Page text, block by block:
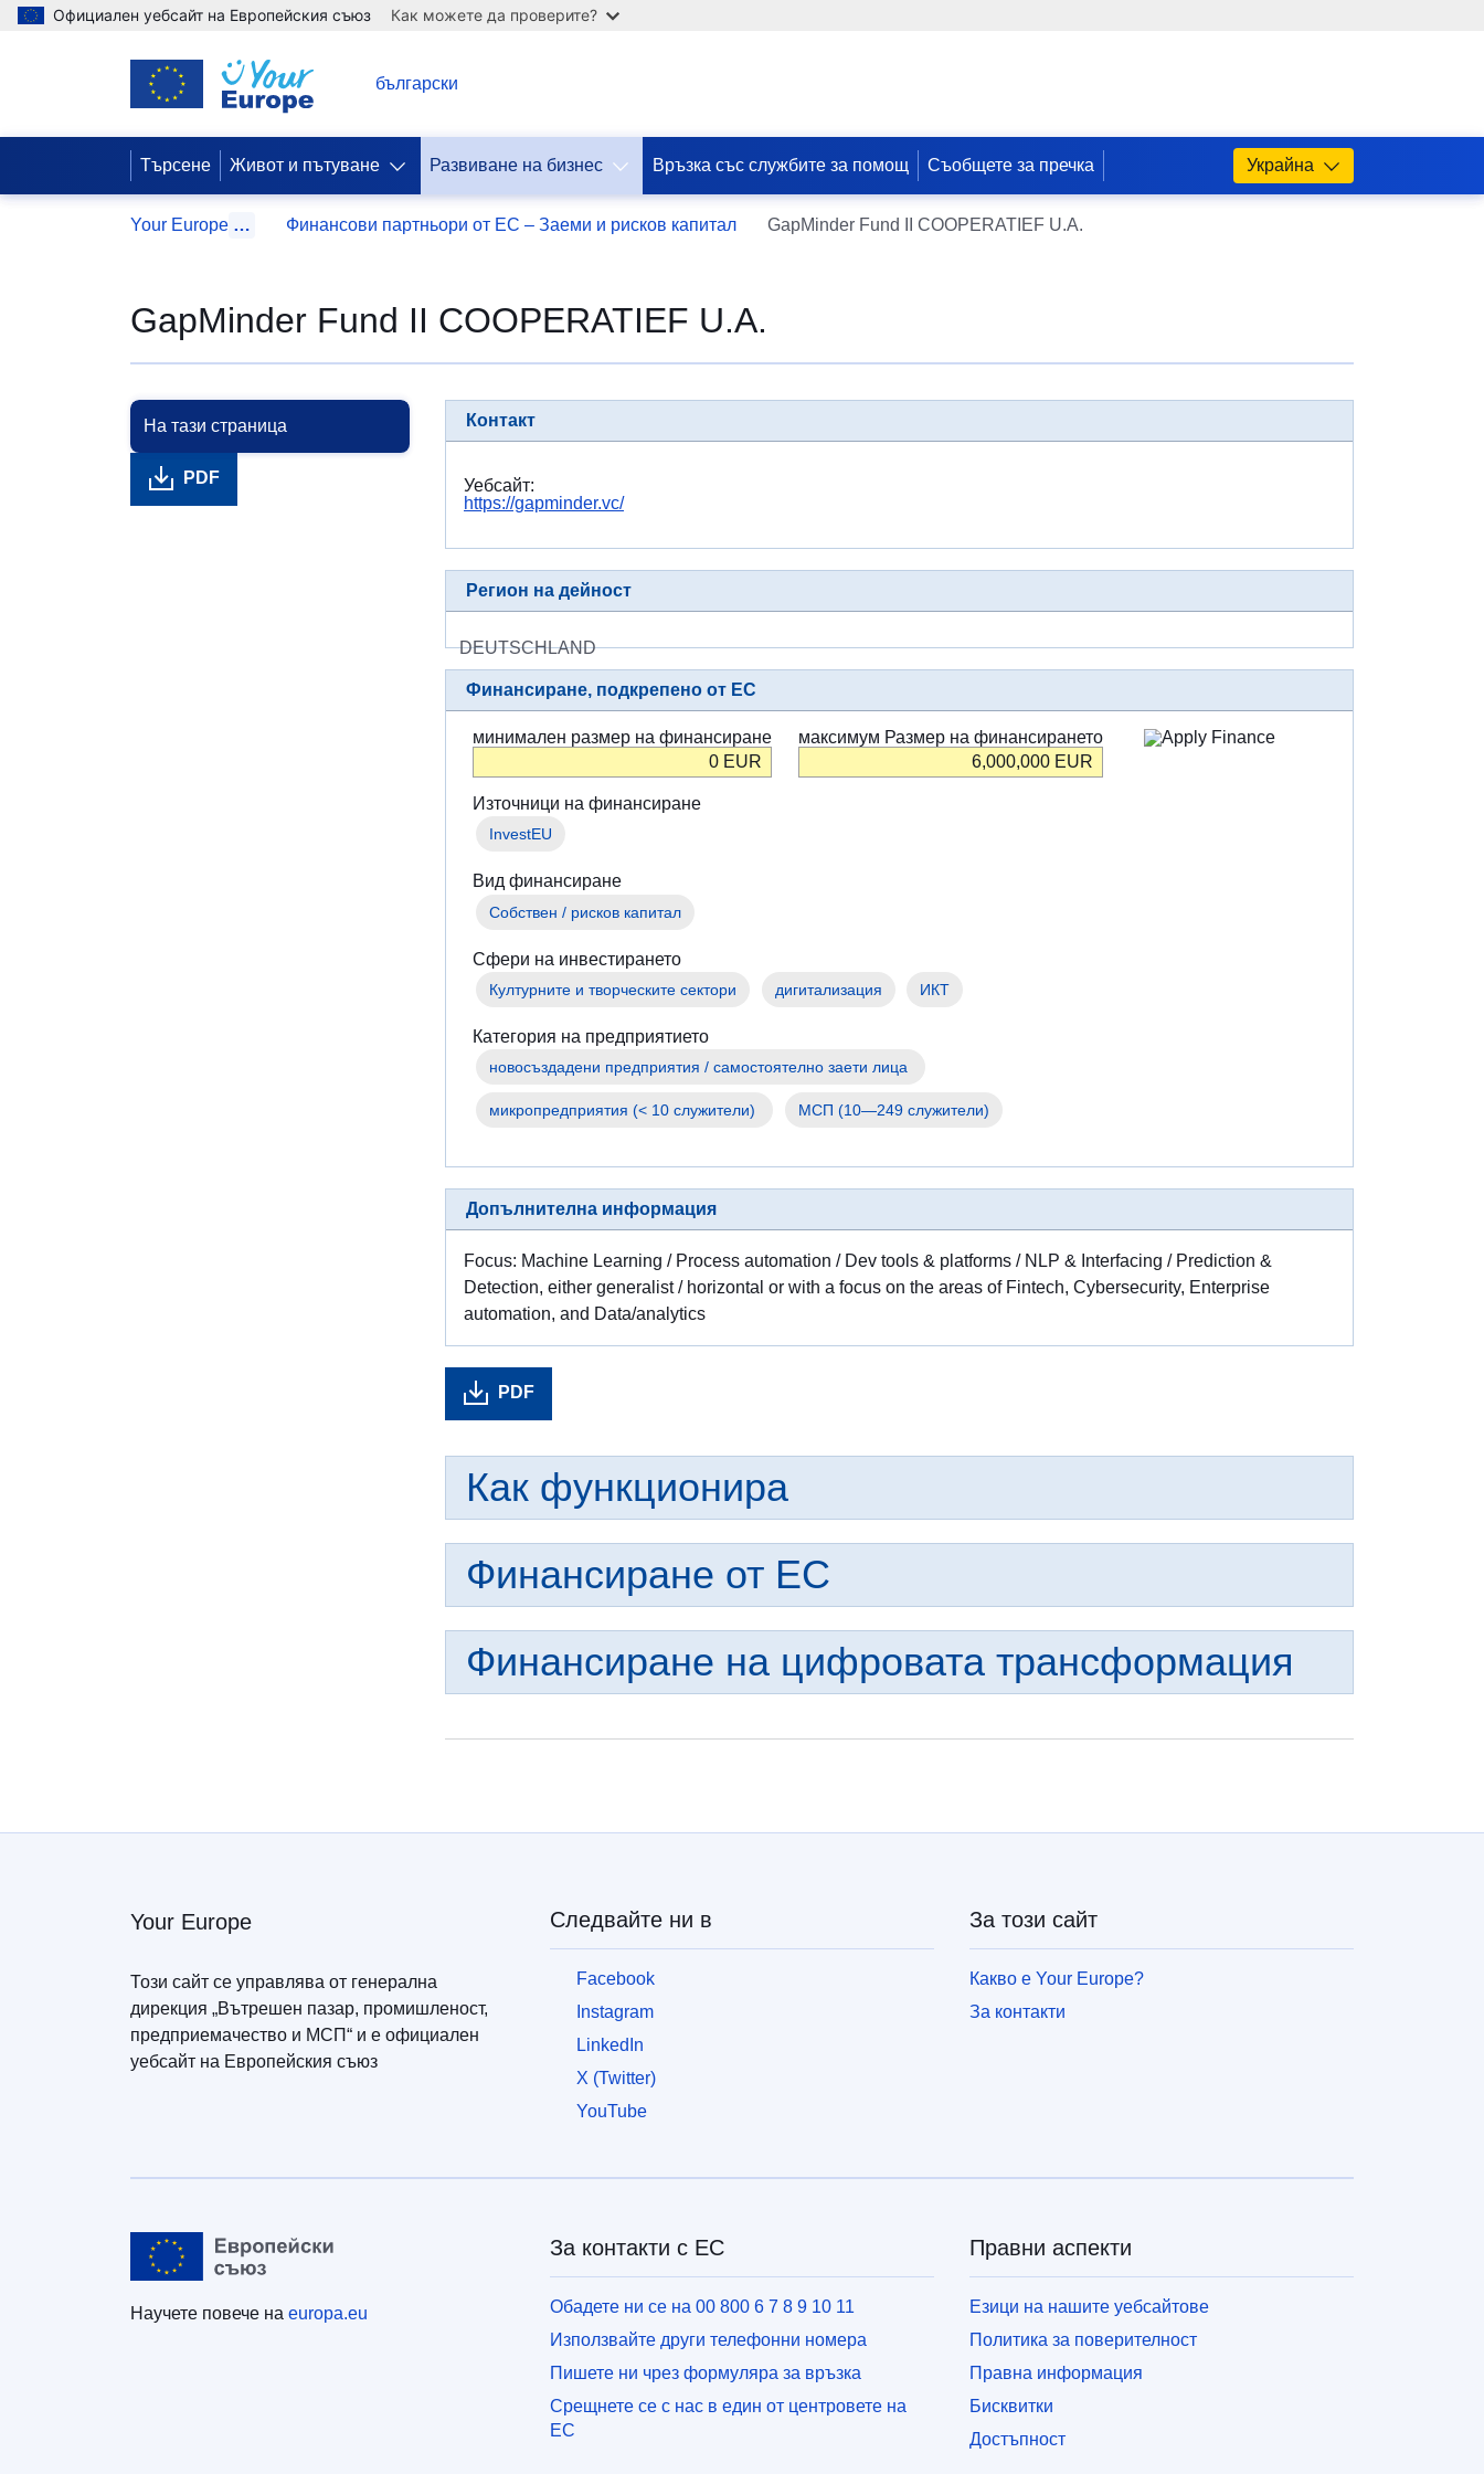
Официален уебсайт на Европейския съюз Как можете да проверите?
български
Търсене Живот и пътуване Развиване на бизнес Връзка със службите за помощ Съобщете за пречка Украйна
ЄС
України,
шукають
Україні
можете
допомогти
для
за
от
информация
Your Europe … Финансови партньори от ЕС – Заеми и рисков капитал GapMinder Fund II COOPERATIEF U.A.
GapMinder Fund II COOPERATIEF U.A.
На тази страница
PDF
Контакт
Уебсайт:
https://gapminder.vc/
Регион на дейност
DEUTSCHLAND
Финансиране, подкрепено от ЕС
минимален размер на финансиране
0 EUR
максимум Размер на финансирането
6,000,000 EUR
Източници на финансиране
InvestEU
Вид финансиране
Собствен / рисков капитал
Сфери на инвестирането
Културните и творческите сектори дигитализация ИКТ
Категория на предприятието
МСП (10—249 служители)
Допълнителна информация
Focus: Machine Learning / Process automation / Dev tools & platforms / NLP & Interfacing / Prediction &
Detection, either generalist / horizontal or with a focus on the areas of Fintech, Cybersecurity, Enterprise
automation, and Data/analytics
PDF
Как функционира
Финансиране от ЕС
Финансиране на цифровата трансформация
Your Europe
Този сайт се управлява от генерална
дирекция „Вътрешен пазар, промишленост,
предприемачество и МСП“ и е официален
уебсайт на Европейския съюз
Следвайте ни в
Facebook
Instagram
LinkedIn
X (Twitter)
YouTube
За този сайт
Какво е Your Europe?
За контакти
Научете повече на europa.eu
За контакти с ЕС
Обадете ни се на 00 800 6 7 8 9 10 11
Използвайте други телефонни номера
Пишете ни чрез формуляра за връзка
Срещнете се с нас в един от центровете на
ЕС
Правни аспекти
Езици на нашите уебсайтове
Политика за поверителност
Правна информация
Бисквитки
Достъпност